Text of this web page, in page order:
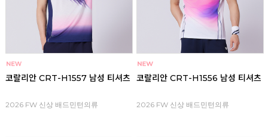
코랄리안 CRT-H1557 남성 티셔츠
2026 FW 신상 배드민턴의류
코랄리안 CRT-H1556 남성 티셔츠
2026 FW 신상 배드민턴의류